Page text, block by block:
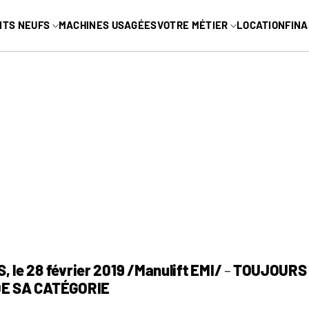
NEUFS MACHINES USAGÉESVOTRE MÉTIER LOCATION
le 28 février 2019 /Manulift EMI/–
SA CATÉGORIE